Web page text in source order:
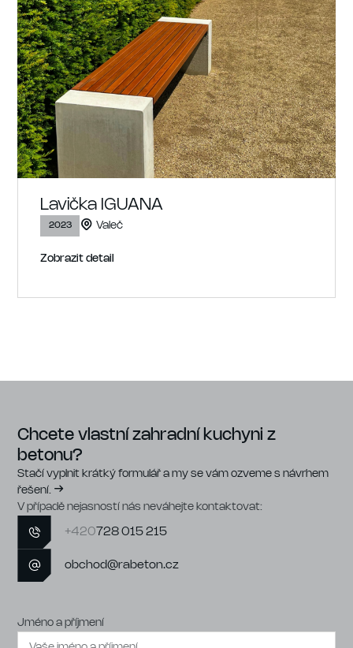
Lavička IGUANA
2023 Valeč
Zobrazit detail
Chcete vlastní zahradní kuchyni z
betonu?
Stačí vyplnit krátký formulář a my se vám ozveme s návrhem
řešení.
V případě nejasností nás neváhejte kontaktovat:
+420 728 015 215
obchod@rabeton.cz
Jméno a příjmení